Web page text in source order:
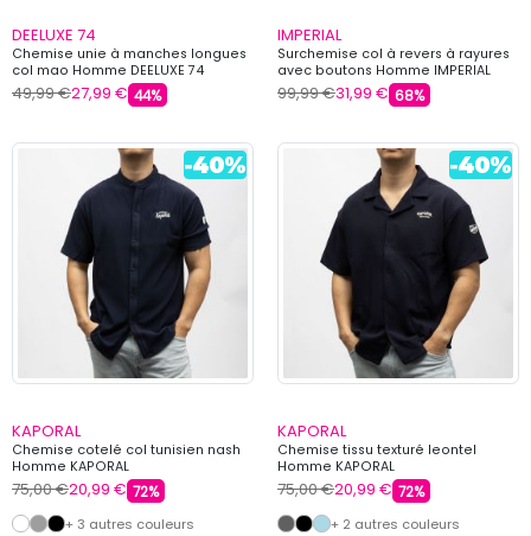
DEELUXE 74
Chemise unie à manches longues
col mao Homme DEELUXE 74
49,99 €27,99 € 44%
IMPERIAL
Surchemise col à revers à rayures
avec boutons Homme IMPERIAL
99,99 €31,99 € 68%
KAPORAL
Chemise cotelé col tunisien nash
Homme KAPORAL
75,00 €20,99 € 72%
+ 3 autres couleurs
KAPORAL
Chemise tissu texturé leontel
Homme KAPORAL
75,00 €20,99 € 72%
+ 2 autres couleurs